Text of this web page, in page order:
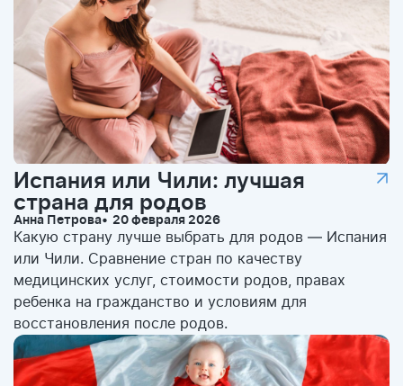
Анна Петрова 20 февраля 2026
Испания или Чили: лучшая
страна для родов
Какую страну лучше выбрать для родов — Испания
или Чили. Сравнение стран по качеству
медицинских услуг, стоимости родов, правах
ребенка на гражданство и условиям для
восстановления после родов.